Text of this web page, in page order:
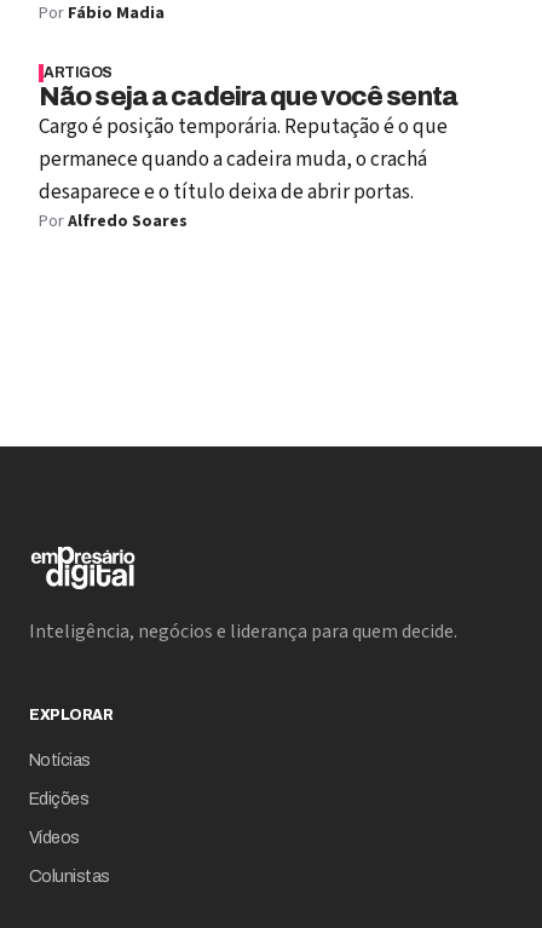
capaz de criar valor.
Por Fábio Madia
ARTIGOS
Não seja a cadeira que você senta
Cargo é posição temporária. Reputação é o que
permanece quando a cadeira muda, o crachá
desaparece e o título deixa de abrir portas.
PorAlfredo Soares
Inteligência, negócios e liderança para quem decide.
EXPLORAR
Notícias
Edições
Vídeos
Colunistas